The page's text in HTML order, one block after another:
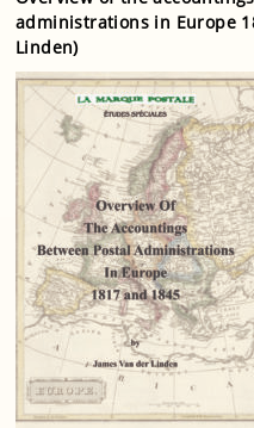
administrations in Europe
Linden)